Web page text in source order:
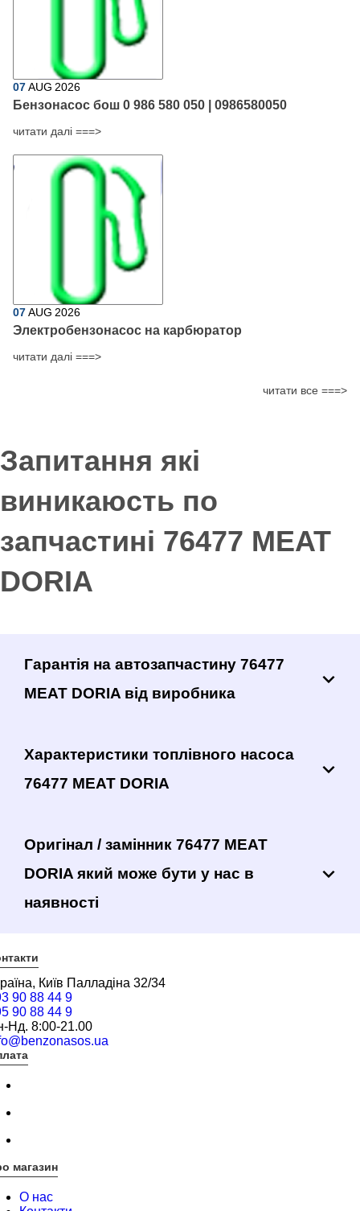
07AUG 2026
Бензонасос бош 0 986 580 050 | 0986580050
читати далі ===>
07AUG 2026
Электробензонасос на карбюратор
читати далі ===>
читати все ===>
Запитання які
виникаюсть по
запчастині 76477 MEAT
DORIA
Гарантія на автозапчастину 76477
MEAT DORIA від виробника
Характеристики топлівного насоса
76477 MEAT DORIA
Оригінал / замінник 76477 MEAT
DORIA який може бути у нас в
наявності
Київ Палладіна 32/34
90 88 44 9
90 88 44 9
Нд. 8:00-21.00
магазин
О нас